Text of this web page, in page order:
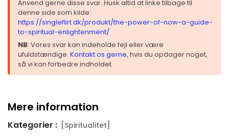
Anvend gerne disse svar. Husk altid at linke tilbage til
denne side som kilde:
https://singleflirt.dk/produkt/the-power-of-now-a-guide-
to-spiritual-enlightenment/
NB: Vores svar kan indeholde fejl eller være
ufuldstændige. Kontakt os gerne, hvis du opdager noget,
så vi kan forbedre indholdet.
Mere information
Kategorier : [Spiritualitet]